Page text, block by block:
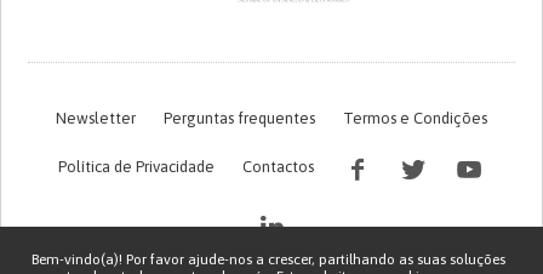
Newsletter Perguntas frequentes Termos e Condições
Política de Privacidade Contactos
Bem-vindo(a)! Por favor ajude-nos a crescer, partilhando as suas soluções